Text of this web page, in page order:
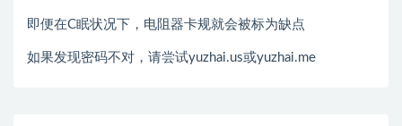
即便在C眠状况下，电阻器卡规就会被标为缺点
如果发现密码不对，请尝试yuzhai.us或yuzhai.me